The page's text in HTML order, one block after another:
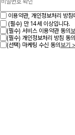
이용약관, 개인정보처리 방
(필수) 만 14세 이상입니다.
(필수) 서비스 이용약관 동의
(필수) 개인정보처리 방침 동의
(선택) 마케팅 수신 동의보기 >